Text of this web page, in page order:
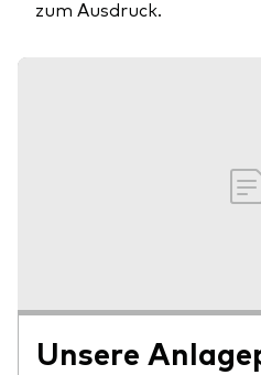
zum Ausdruck.
Unsere